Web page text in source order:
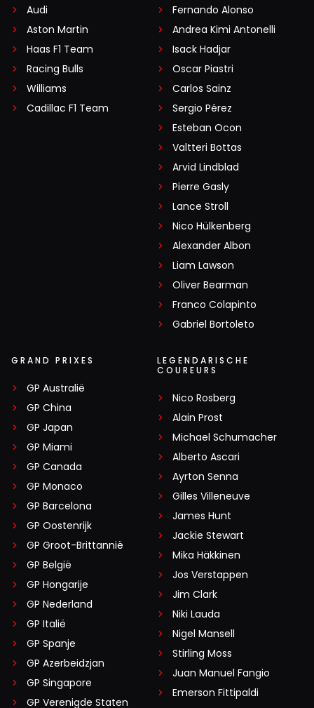
Audi
Aston Martin
Haas F1 Team
Racing Bulls
Williams
Cadillac F1 Team
Fernando Alonso
Andrea Kimi Antonelli
Isack Hadjar
Oscar Piastri
Carlos Sainz
Sergio Pérez
Esteban Ocon
Valtteri Bottas
Arvid Lindblad
Pierre Gasly
Lance Stroll
Nico Hülkenberg
Alexander Albon
Liam Lawson
Oliver Bearman
Franco Colapinto
Gabriel Bortoleto
GRAND PRIXES
GP Australië
GP China
GP Japan
GP Miami
GP Canada
GP Monaco
GP Barcelona
GP Oostenrijk
GP Groot-Brittannië
GP België
GP Hongarije
GP Nederland
GP Italië
GP Spanje
GP Azerbeidzjan
GP Singapore
GP Verenigde Staten
LEGENDARISCHE
COUREURS
Nico Rosberg
Alain Prost
Michael Schumacher
Alberto Ascari
Ayrton Senna
Gilles Villeneuve
James Hunt
Jackie Stewart
Mika Häkkinen
Jos Verstappen
Jim Clark
Niki Lauda
Nigel Mansell
Stirling Moss
Juan Manuel Fangio
Emerson Fittipaldi